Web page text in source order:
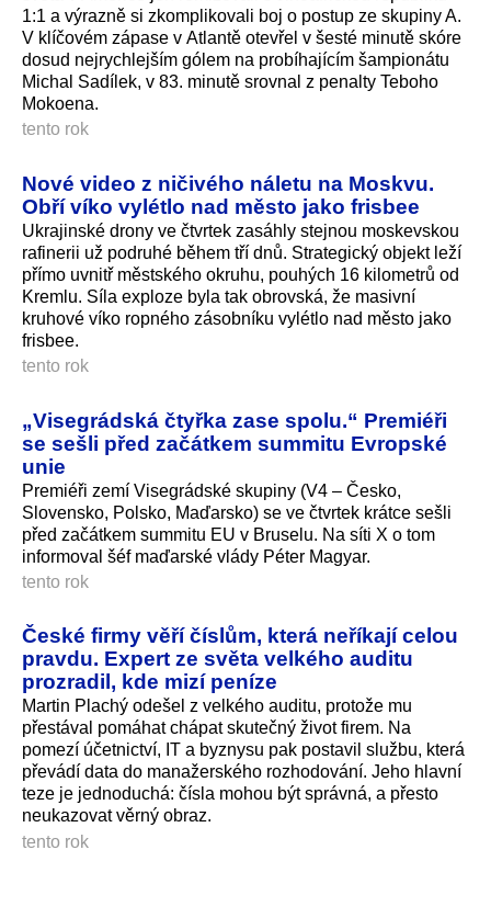
1:1 a výrazně si zkomplikovali boj o postup ze skupiny A.
V klíčovém zápase v Atlantě otevřel v šesté minutě skóre
dosud nejrychlejším gólem na probíhajícím šampionátu
Michal Sadílek, v 83. minutě srovnal z penalty Teboho
Mokoena.
tento rok
Nové video z ničivého náletu na Moskvu.
Obří víko vylétlo nad město jako frisbee
Ukrajinské drony ve čtvrtek zasáhly stejnou moskevskou
rafinerii už podruhé během tří dnů. Strategický objekt leží
přímo uvnitř městského okruhu, pouhých 16 kilometrů od
Kremlu. Síla exploze byla tak obrovská, že masivní
kruhové víko ropného zásobníku vylétlo nad město jako
frisbee.
tento rok
„Visegrádská čtyřka zase spolu.“ Premiéři
se sešli před začátkem summitu Evropské
unie
Premiéři zemí Visegrádské skupiny (V4 – Česko,
Slovensko, Polsko, Maďarsko) se ve čtvrtek krátce sešli
před začátkem summitu EU v Bruselu. Na síti X o tom
informoval šéf maďarské vlády Péter Magyar.
tento rok
České firmy věří číslům, která neříkají celou
pravdu. Expert ze světa velkého auditu
prozradil, kde mizí peníze
Martin Plachý odešel z velkého auditu, protože mu
přestával pomáhat chápat skutečný život firem. Na
pomezí účetnictví, IT a byznysu pak postavil službu, která
převádí data do manažerského rozhodování. Jeho hlavní
teze je jednoduchá: čísla mohou být správná, a přesto
neukazovat věrný obraz.
tento rok